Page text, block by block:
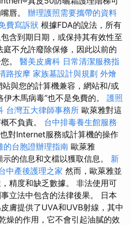
唇。 辦理護照需要攜帶的資料
費寫訴狀 根據FDA的說法，所有
含到期日期，或保持其有效性至
不允許廢除保修，因此以前的
。 醫美皮膚科 日常清潔服務指
路按摩 家族墓設計與規劃 外燴
與您的計算機兼容，網站和/或
木馬病毒”也不是免費的。 護照
台灣五大律師事務所 歐萊雅對這
不負責。 台中排毒養生館服務
對Internet服務或計算機的操作
的台胞證辦理指南 歐萊雅
示的信息和文檔以獲取信息。 新
中產後護理之家 然而，歐萊雅並
精度和缺乏數據。 非法使用可
立法中包含的法律後果。 日本
膚提供了UVA和UVB射線，其中
燥的作用，它不會引起油膩的效